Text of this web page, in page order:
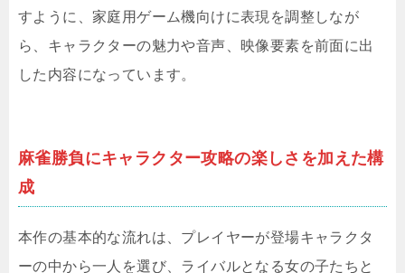
すように、家庭用ゲーム機向けに表現を調整しなが
ら、キャラクターの魅力や音声、映像要素を前面に出
した内容になっています。
麻雀勝負にキャラクター攻略の楽しさを加えた構
成
本作の基本的な流れは、プレイヤーが登場キャラクタ
ーの中から一人を選び、ライバルとなる女の子たちと